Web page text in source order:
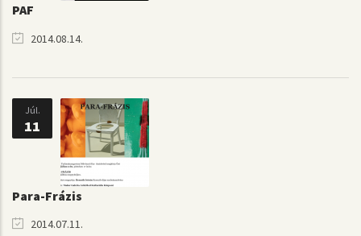
PAF
2014.08.14.
Júl.
11
Para-Frázis
2014.07.11.